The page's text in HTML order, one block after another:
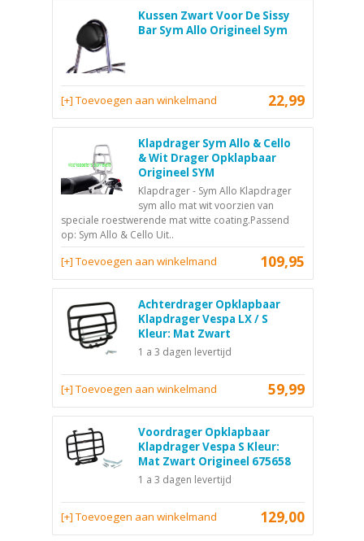
Kussen Zwart Voor De Sissy
Bar Sym Allo Origineel Sym
22,99
[+] Toevoegen aan winkelmand
Klapdrager Sym Allo & Cello
& Wit Drager Opklapbaar
Origineel SYM
Klapdrager - Sym Allo Klapdrager
sym allo mat wit voorzien van
speciale roestwerende mat witte coating.Passend
op: Sym Allo & Cello Uit..
109,95
[+] Toevoegen aan winkelmand
Achterdrager Opklapbaar
Klapdrager Vespa LX / S
Kleur: Mat Zwart
1 a 3 dagen levertijd
59,99
[+] Toevoegen aan winkelmand
Voordrager Opklapbaar
Klapdrager Vespa S Kleur:
Mat Zwart Origineel 675658
1 a 3 dagen levertijd
129,00
[+] Toevoegen aan winkelmand